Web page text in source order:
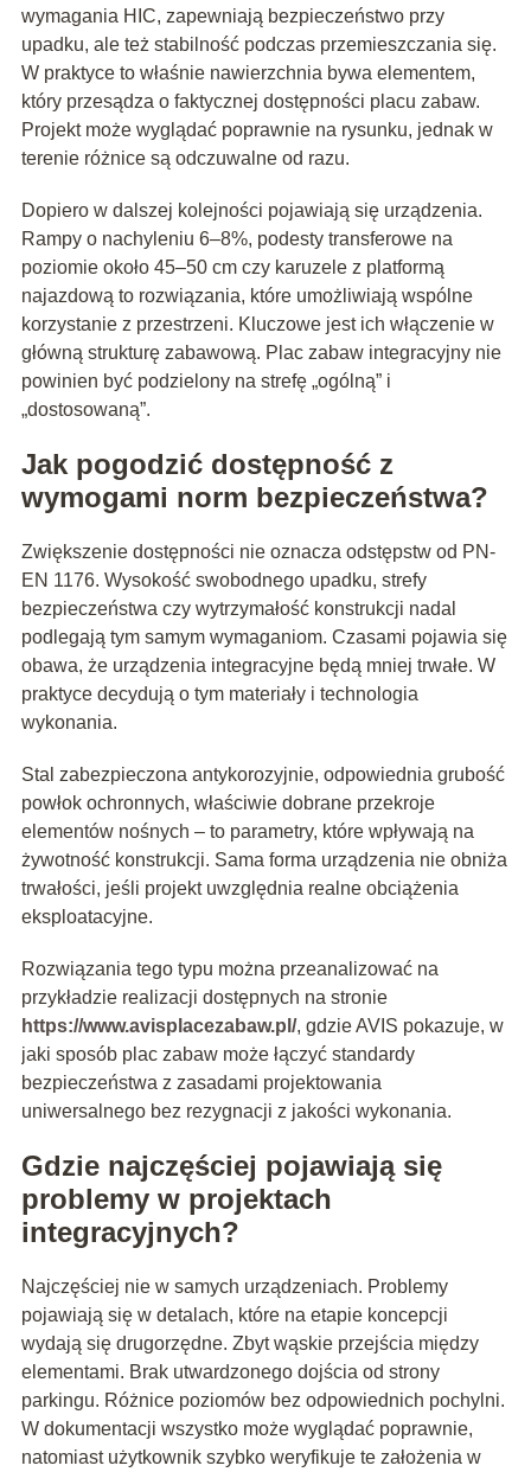
wymagania HIC, zapewniają bezpieczeństwo przy
upadku, ale też stabilność podczas przemieszczania się.
W praktyce to właśnie nawierzchnia bywa elementem,
który przesądza o faktycznej dostępności placu zabaw.
Projekt może wyglądać poprawnie na rysunku, jednak w
terenie różnice są odczuwalne od razu.
Dopiero w dalszej kolejności pojawiają się urządzenia.
Rampy o nachyleniu 6–8%, podesty transferowe na
poziomie około 45–50 cm czy karuzele z platformą
najazdową to rozwiązania, które umożliwiają wspólne
korzystanie z przestrzeni. Kluczowe jest ich włączenie w
główną strukturę zabawową. Plac zabaw integracyjny nie
powinien być podzielony na strefę „ogólną” i
„dostosowaną”.
Jak pogodzić dostępność z
wymogami norm bezpieczeństwa?
Zwiększenie dostępności nie oznacza odstępstw od PN-
EN 1176. Wysokość swobodnego upadku, strefy
bezpieczeństwa czy wytrzymałość konstrukcji nadal
podlegają tym samym wymaganiom. Czasami pojawia się
obawa, że urządzenia integracyjne będą mniej trwałe. W
praktyce decydują o tym materiały i technologia
wykonania.
Stal zabezpieczona antykorozyjnie, odpowiednia grubość
powłok ochronnych, właściwie dobrane przekroje
elementów nośnych – to parametry, które wpływają na
żywotność konstrukcji. Sama forma urządzenia nie obniża
trwałości, jeśli projekt uwzględnia realne obciążenia
eksploatacyjne.
Rozwiązania tego typu można przeanalizować na
przykładzie realizacji dostępnych na stronie
https://www.avisplacezabaw.pl/, gdzie AVIS pokazuje, w
jaki sposób plac zabaw może łączyć standardy
bezpieczeństwa z zasadami projektowania
uniwersalnego bez rezygnacji z jakości wykonania.
Gdzie najczęściej pojawiają się
problemy w projektach
integracyjnych?
Najczęściej nie w samych urządzeniach. Problemy
pojawiają się w detalach, które na etapie koncepcji
wydają się drugorzędne. Zbyt wąskie przejścia między
elementami. Brak utwardzonego dojścia od strony
parkingu. Różnice poziomów bez odpowiednich pochylni.
W dokumentacji wszystko może wyglądać poprawnie,
natomiast użytkownik szybko weryfikuje te założenia w